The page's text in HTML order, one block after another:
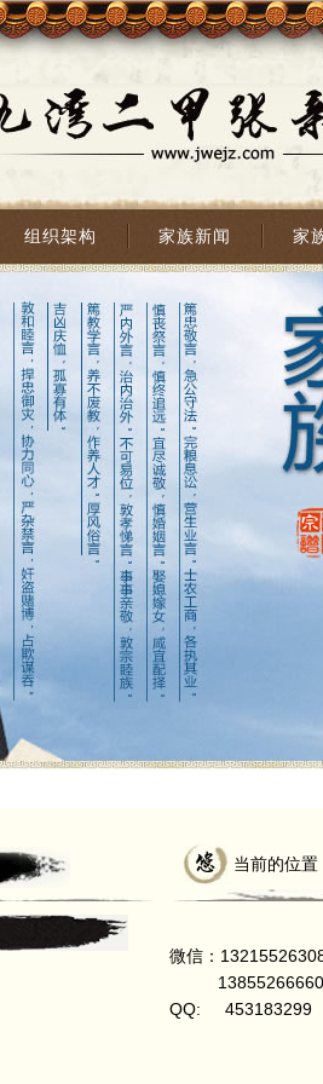
组织架构 家族新闻 家
当前的位
微信：
13855266660
QQ: 453183299